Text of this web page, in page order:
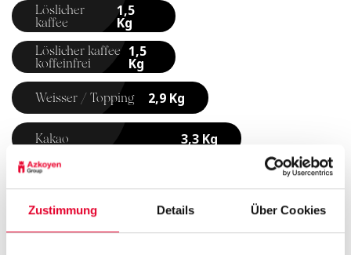
Zustimmung Details Über Cookies
Löslicher
kaffee
1,5
Kg
Löslicher kaffee
koffeinfrei
1,5
Kg
Weisser / Topping 2,9 Kg
Kakao 3,3 Kg
Instanttee
Zucker 5,7 Kg